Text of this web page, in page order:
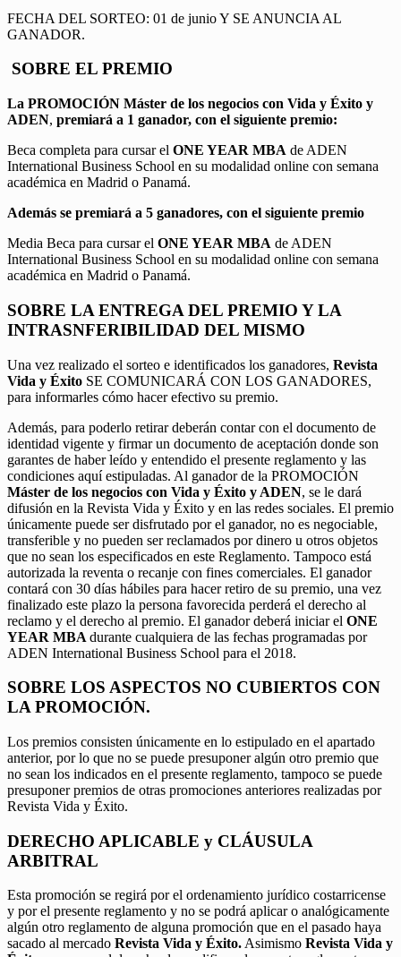
FECHA DEL SORTEO: 01 de junio Y SE ANUNCIA AL
GANADOR.
SOBRE EL PREMIO
La PROMOCIÓN Máster de los negocios con Vida y Éxito y
ADEN, premiará a 1 ganador, con el siguiente premio:
Beca completa para cursar el ONE YEAR MBA de ADEN
International Business School en su modalidad online con semana
académica en Madrid o Panamá.
Además se premiará a 5 ganadores, con el siguiente premio
Media Beca para cursar el ONE YEAR MBA de ADEN
International Business School en su modalidad online con semana
académica en Madrid o Panamá.
SOBRE LA ENTREGA DEL PREMIO Y LA
INTRASNFERIBILIDAD DEL MISMO
Una vez realizado el sorteo e identificados los ganadores, Revista
Vida y Éxito SE COMUNICARÁ CON LOS GANADORES,
para informarles cómo hacer efectivo su premio.
Además, para poderlo retirar deberán contar con el documento de
identidad vigente y firmar un documento de aceptación donde son
garantes de haber leído y entendido el presente reglamento y las
condiciones aquí estipuladas. Al ganador de la PROMOCIÓN
Máster de los negocios con Vida y Éxito y ADEN, se le dará
difusión en la Revista Vida y Éxito y en las redes sociales. El premio
únicamente puede ser disfrutado por el ganador, no es negociable,
transferible y no pueden ser reclamados por dinero u otros objetos
que no sean los especificados en este Reglamento. Tampoco está
autorizada la reventa o recanje con fines comerciales. El ganador
contará con 30 días hábiles para hacer retiro de su premio, una vez
finalizado este plazo la persona favorecida perderá el derecho al
reclamo y el derecho al premio. El ganador deberá iniciar el ONE
YEAR MBA durante cualquiera de las fechas programadas por
ADEN International Business School para el 2018.
SOBRE LOS ASPECTOS NO CUBIERTOS CON
LA PROMOCIÓN.
Los premios consisten únicamente en lo estipulado en el apartado
anterior, por lo que no se puede presuponer algún otro premio que
no sean los indicados en el presente reglamento, tampoco se puede
presuponer premios de otras promociones anteriores realizadas por
Revista Vida y Éxito.
DERECHO APLICABLE y CLÁUSULA
ARBITRAL
Esta promoción se regirá por el ordenamiento jurídico costarricense
y por el presente reglamento y no se podrá aplicar o analógicamente
algún otro reglamento de alguna promoción que en el pasado haya
sacado al mercado Revista Vida y Éxito.Asimismo Revista Vida y